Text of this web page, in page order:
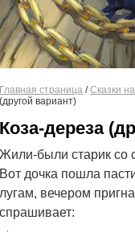
Главная страница /Сказки
(другой вариант)
Коза-дереза
Жили-были старик со
Вот дочка пошла
лугам, вечером
спрашивает: